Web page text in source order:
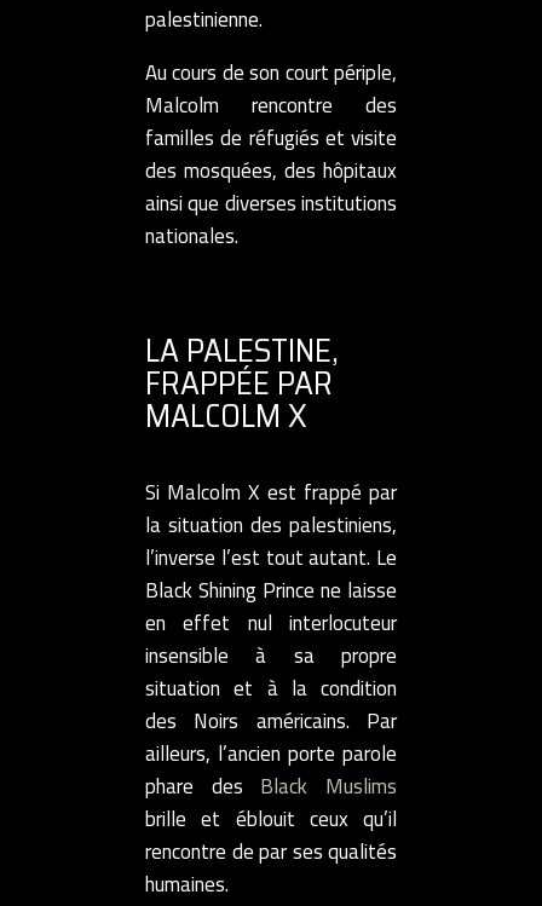
palestinienne.
Au cours de son court périple,
Malcolm rencontre des
familles de réfugiés et visite
des mosquées, des hôpitaux
ainsi que diverses institutions
nationales.
LA PALESTINE,
FRAPPÉE PAR
MALCOLM X
Si Malcolm X est frappé par
la situation des palestiniens,
l’inverse l’est tout autant. Le
Black Shining Prince ne laisse
en effet nul interlocuteur
insensible à sa propre
situation et à la condition
des Noirs américains. Par
ailleurs, l’ancien porte parole
phare des Black Muslims
brille et éblouit ceux qu’il
rencontre de par ses qualités
humaines.